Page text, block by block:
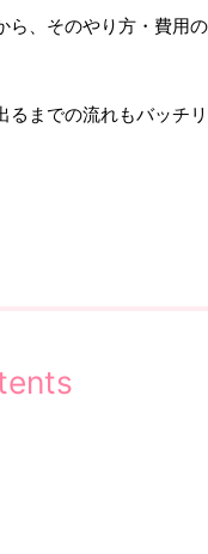
、そのやり方・費用
までの流れもバッチ